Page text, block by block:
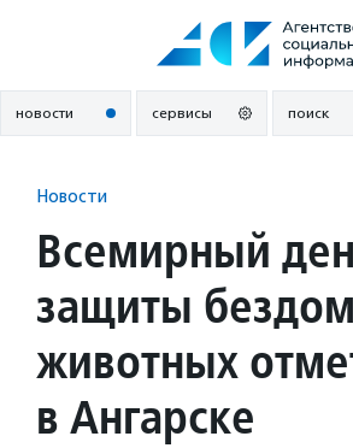
новости сервисы поиск
Новости
Всемирный
защиты
животных
в Ангарске